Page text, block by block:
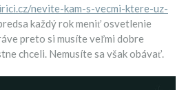
nevite-kam-s-vecmi-ktere-uz-
každý rok meniť osvetlenie
preto si musíte veľmi dobre
chceli. Nemusíte sa však obávať.